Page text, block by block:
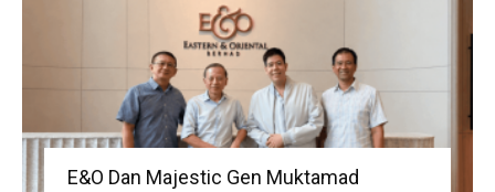
E&O Dan Majestic Gen Muktamad